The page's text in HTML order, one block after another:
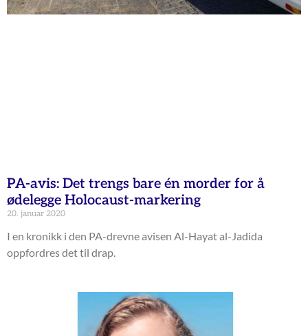
PA-avis: Det trengs bare én morder for å
ødelegge Holocaust-markering
20. januar 2020
I en kronikk i den PA-drevne avisen Al-Hayat al-Jadida
oppfordres det til drap.